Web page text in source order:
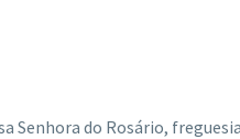
Senhora do Rosário,